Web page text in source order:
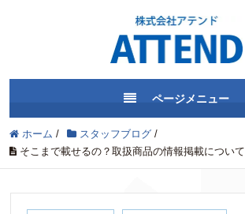
ページメニュー
ホーム / スタッフブログ /
そこまで載せるの？取扱商品の情報掲載について